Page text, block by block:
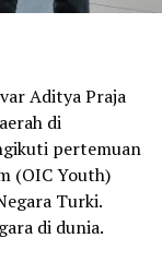
Aditya Praja
di
pertemuan
(OIC Youth)
Turki.
di dunia.